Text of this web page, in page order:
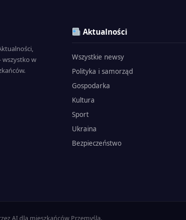
wszystko w
Aktualności
Wszystkie newsy
Polityka i samorząd
Gospodarka
Kultura
Sport
Ukraina
Bezpieczeństwo
AI dla mieszkańców Przemyśla.